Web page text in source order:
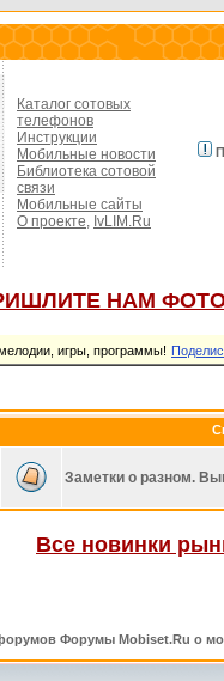
Каталог сотовых
телефонов
Инструкции
Мобильные новости
Библиотека сотовой
связи
Мобильные сайты
О проекте, IvLIM.Ru
НАМ
игры, программы!
Заметки о разном.
Все новинки
Форумы Mobiset.Ru о